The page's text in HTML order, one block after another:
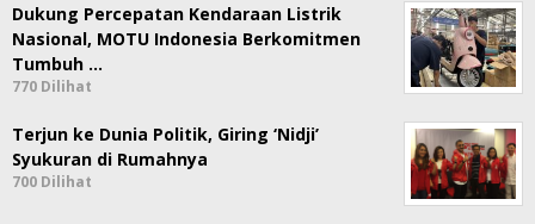
Dukung Percepatan Kendaraan Listrik
Nasional, MOTU Indonesia Berkomitmen
Tumbuh …
770 Dilihat
Terjun ke Dunia Politik, Giring ‘Nidji’
Syukuran di Rumahnya
700 Dilihat